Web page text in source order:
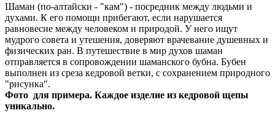
Шаман (по-алтайски - "кам") - посредник между людьми и
духами. К его помощи прибегают, если нарушается
равновесие между человеком и природой. У него ищут
мудрого совета и утешения, доверяют врачевание душевных и
физических ран. В путешествие в мир духов шаман
отправляется в сопровождении шаманского бубна. Бубен
выполнен из среза кедровой ветки, с сохранением природного
"рисунка".
Фото для примера. Каждое изделие из кедровой щепы
уникально.